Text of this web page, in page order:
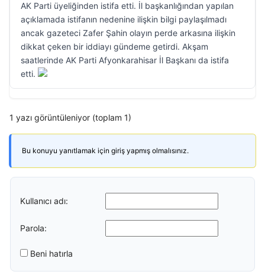
AK Parti üyeliğinden istifa etti. İl başkanlığından yapılan
açıklamada istifanın nedenine ilişkin bilgi paylaşılmadı
ancak gazeteci Zafer Şahin olayın perde arkasına ilişkin
dikkat çeken bir iddiayı gündeme getirdi. Akşam
saatlerinde AK Parti Afyonkarahisar İl Başkanı da istifa
etti.
1 yazı görüntüleniyor (toplam 1)
Bu konuyu yanıtlamak için giriş yapmış olmalısınız.
Kullanıcı adı:
Parola:
Beni hatırla